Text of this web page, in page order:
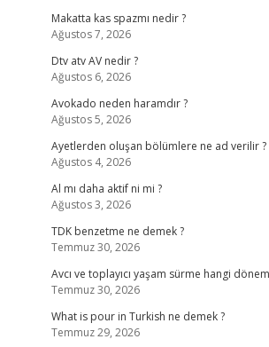
Makatta kas spazmı nedir ?
Ağustos 7, 2026
Dtv atv AV nedir ?
Ağustos 6, 2026
Avokado neden haramdır ?
Ağustos 5, 2026
Ayetlerden oluşan bölümlere ne ad verilir ?
Ağustos 4, 2026
Al mı daha aktif ni mi ?
Ağustos 3, 2026
TDK benzetme ne demek ?
Temmuz 30, 2026
Avcı ve toplayıcı yaşam sürme hangi
Temmuz 30, 2026
What is pour in Turkish ne demek ?
Temmuz 29, 2026